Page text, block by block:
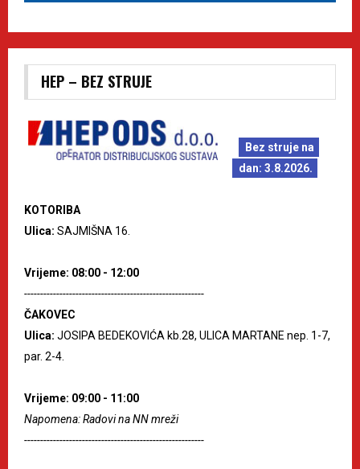
HEP – BEZ STRUJE
Bez struje na
dan: 3.8.2026.
KOTORIBA
Ulica: SAJMIŠNA 16.
Vrijeme: 08:00 - 12:00
--------------------------------------------------------
ČAKOVEC
Ulica: JOSIPA BEDEKOVIĆA kb.28, ULICA MARTANE nep. 1-7,
par. 2-4.
Vrijeme: 09:00 - 11:00
Napomena: Radovi na NN mreži
--------------------------------------------------------